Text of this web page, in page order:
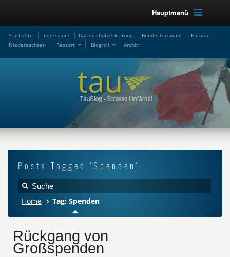
Hauptmenü
Startseite Impressum Datenschutzerklärung Bundestagswahl
Europa
Niedersachsen
Ressort Blogroll Archiv
Posts Tagged 'Spenden'
Home Tag: Spenden
Rückgang von
Großspenden